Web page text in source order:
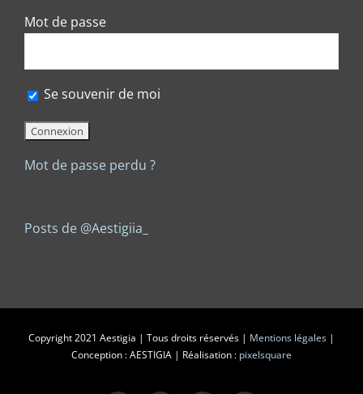
Mot de passe
Se souvenir de moi
Mot de passe perdu ?
Posts de @Aestigiia_
Copyright 2021 Aestigia | Tous droits réservés | Mentions légales |
Conception : AESTIGIA | Réalisation : pixelsquare